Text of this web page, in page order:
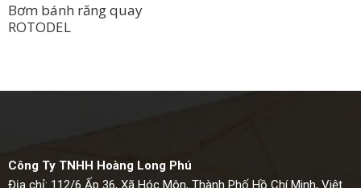
Bơm bánh răng quay
ROTODEL
Công Ty TNHH Hoàng Long Phú
Địa chỉ: 112/6 Ấp 36, Xã Hóc Môn, Thành Phố Hồ Chí Minh, Việt